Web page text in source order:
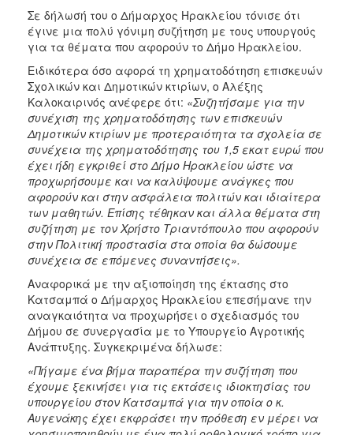
Σε δήλωσή του ο Δήμαρχος Ηρακλείου τόνισε ότι
έγινε μια πολύ γόνιμη συζήτηση με τους υπουργούς
για τα θέματα που αφορούν το Δήμο Ηρακλείου.
Ειδικότερα όσο αφορά τη χρηματοδότηση επισκευών
Σχολικών και Δημοτικών κτιρίων, ο Αλέξης
Καλοκαιρινός ανέφερε ότι: «Συζητήσαμε για την
συνέχιση της χρηματοδότησης των επισκευών
Δημοτικών κτιρίων με προτεραιότητα τα σχολεία σε
συνέχεια της χρηματοδότησης του 1,5 εκατ ευρώ που
έχει ήδη εγκριθεί στο Δήμο Ηρακλείου ώστε να
προχωρήσουμε και να καλύψουμε ανάγκες που
αφορούν και στην ασφάλεια πολιτών και ιδιαίτερα
των μαθητών. Επίσης τέθηκαν και άλλα θέματα στη
συζήτηση με τον Χρήστο Τριαντόπουλο που αφορούν
στην Πολιτική προστασία στα οποία θα δώσουμε
συνέχεια σε επόμενες συναντήσεις».
Αναφορικά με την αξιοποίηση της έκτασης στο
Κατσαμπά ο Δήμαρχος Ηρακλείου επεσήμανε την
αναγκαιότητα να προχωρήσει ο σχεδιασμός του
Δήμου σε συνεργασία με το Υπουργείο Αγροτικής
Ανάπτυξης. Συγκεκριμένα δήλωσε:
«Πήγαμε ένα βήμα παραπέρα την συζήτηση που
έχουμε ξεκινήσει για τις εκτάσεις ιδιοκτησίας του
υπουργείου στον Κατσαμπά για την οποία ο κ.
Αυγενάκης έχει εκφράσει την πρόθεση εν μέρει να